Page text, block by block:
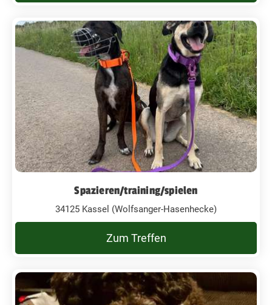
Spazieren/training/spielen
34125 Kassel (Wolfsanger-Hasenhecke)
Zum Treffen